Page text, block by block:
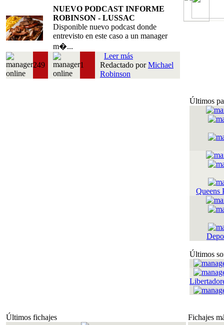
NUEVO PODCAST INFORME
ROBINSON - LUSSAC
Disponible nuevo podcast donde
entrevisto en este caso a un manager
m�...
249 1
Leer más
Redactado porMichael
Robinson
Últimos
Queens
Últimos
Últimos fichajes Fichajes